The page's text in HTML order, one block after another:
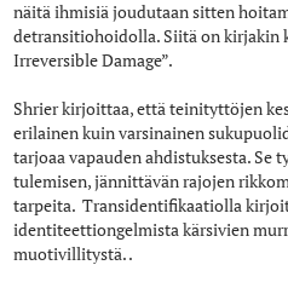
näitä ihmisiä joudutaan sitten
detransitiohoidolla. Siitä on kirjakin
Irreversible Damage”.
Shrier kirjoittaa, että teinityttöjen
erilainen kuin varsinainen
tarjoaa vapauden ahdistuksesta. Se
tulemisen, jännittävän rajojen
tarpeita. Transidentifikaatiolla
identiteettiongelmista kärsivien
muotivillitystä. .